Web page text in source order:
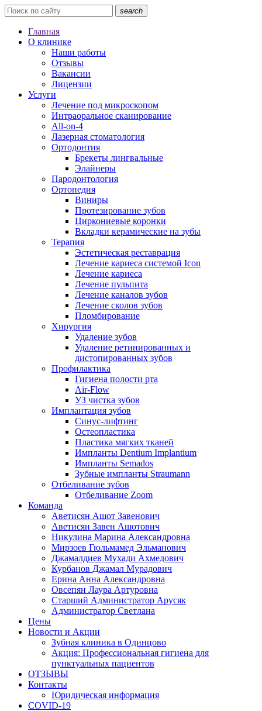
search
Главная
О клинике
Наши работы
Отзывы
Вакансии
Лицензии
Услуги
Лечение под микроскопом
Интраоральное сканирование
All-on-4
Лазерная стоматология
Ортодонтия
Брекеты лингвальные
Элайнеры
Пародонтология
Ортопедия
Виниры
Протезирование зубов
Циркониевые коронки
Вкладки керамические на зубы
Терапия
Эстетическая реставрация
Лечение кариеса системой Icon
Лечение кариеса
Лечение пульпита
Лечение каналов зубов
Лечение сколов зубов
Пломбирование
Хирургия
Удаление зубов
Удаление ретинированных и
дистопированных зубов
Профилактика
Гигиена полости рта
Air-Flow
УЗ чистка зубов
Имплантация зубов
Синус-лифтинг
Остеопластика
Пластика мягких тканей
Импланты Dentium Implantium
Импланты Semados
Зубные импланты Straumann
Отбеливание зубов
Отбеливание Zoom
Команда
Аветисян Ашот Завенович
Аветисян Завен Ашотович
Никулина Марина Александровна
Мирзоев Гюльмамед Эльманович
Джамалдиев Мухади Ахмедович
Курбанов Джамал Мурадович
Ерина Анна Александровна
Овсепян Лаура Артуровна
Старший Администратор Арусяк
Администратор Светлана
Цены
Новости и Акции
Зубная клиника в Одинцово
Акция: Профессиональная гигиена для
пунктуальных пациентов
ОТЗЫВЫ
Контакты
Юридическая информация
COVID-19